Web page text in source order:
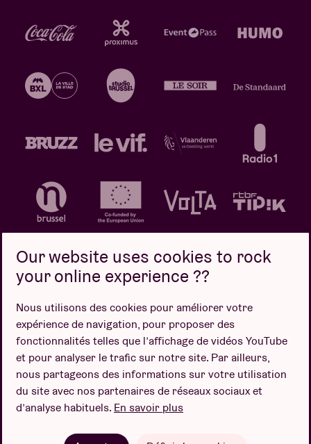
Politique de confidentialité
Politique de cookies
Conditions de vente
Design par
Our website uses cookies to rock
your online experience ??
Nous utilisons des cookies pour améliorer votre
expérience de navigation, pour proposer des
fonctionnalités telles que l’affichage de vidéos YouTube
et pour analyser le trafic sur notre site. Par ailleurs,
nous partageons des informations sur votre utilisation
du site avec nos partenaires de réseaux sociaux et
d’analyse habituels. En savoir plus